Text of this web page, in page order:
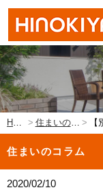
HOME 住まいのコラム 【
住まいのコラム
2020/02/10